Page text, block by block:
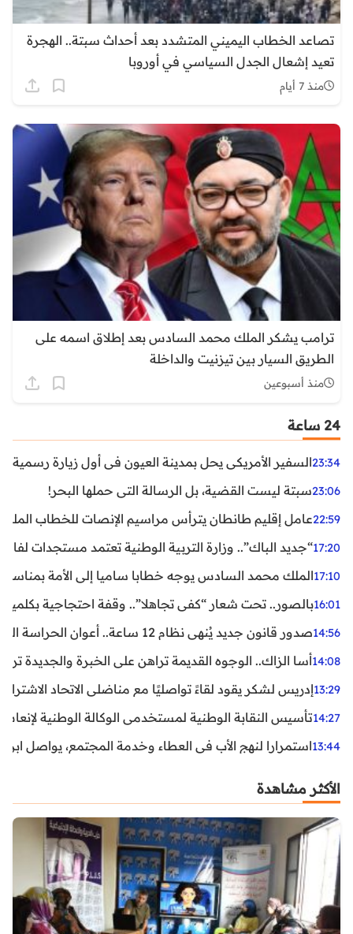
تصاعد الخطاب اليميني المتشدد بعد أحداث سبتة.. الهجرة
تعيد إشعال الجدل السياسي في أوروبا
منذ 7 أيام
ترامب يشكر الملك محمد السادس بعد إطلاق اسمه على
الطريق السيار بين تيزنيت والداخلة
منذ أسبوعين
24 ساعة
23:34السفير الأمريكي يحل بمدينة العيون في أول زيارة رسمية
23:06سبتة ليست القضية، بل الرسالة التي حملها البحر!
22:59عامل إقليم طانطان يترأس مراسيم الإنصات للخطاب
17:20“جديد الباك”.. وزارة التربية الوطنية تعتمد مستجدات
17:10الملك محمد السادس يوجه خطابا ساميا إلى الأمة بمناسبة الذكرى الـ27
16:01بالصور.. تحت شعار “كفى تجاهلا”.. وقفة احتجاجية بكلميم
14:56صدور قانون جديد يُنهي نظام 12 ساعة.. أعوان الحراسة الخاصة يستفيدون من المدة القانونية للشغل
14:08أسا الزاك.. الوجوه القديمة تراهن على الخبرة والجديدة
13:29إدريس لشكر يقود لقاءً تواصليًا مع مناضلي الاتحاد
14:27تأسيس النقابة الوطنية لمستخدمي الوكالة الوطنية
13:44استمرارا لنهج الأب في العطاء وخدمة المجتمع، يواصل ابن
الأكثر مشاهدة